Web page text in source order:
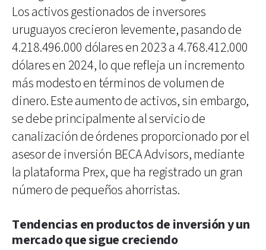
Los activos gestionados de inversores
uruguayos crecieron levemente, pasando de
4.218.496.000 dólares en 2023 a 4.768.412.000
dólares en 2024, lo que refleja un incremento
más modesto en términos de volumen de
dinero. Este aumento de activos, sin embargo,
se debe principalmente al servicio de
canalización de órdenes proporcionado por el
asesor de inversión BECA Advisors, mediante
la plataforma Prex, que ha registrado un gran
número de pequeños ahorristas.
Tendencias en productos de inversión y un
mercado que sigue creciendo